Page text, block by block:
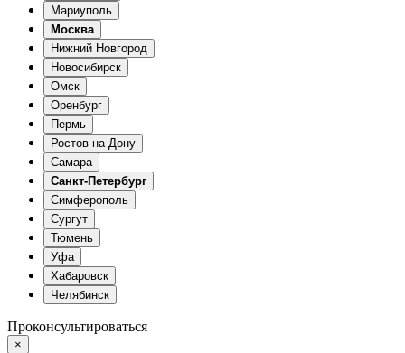
Мариуполь
Москва
Нижний Новгород
Новосибирск
Омск
Оренбург
Пермь
Ростов на Дону
Самара
Санкт-Петербург
Симферополь
Сургут
Тюмень
Уфа
Хабаровск
Челябинск
Проконсультироваться
×